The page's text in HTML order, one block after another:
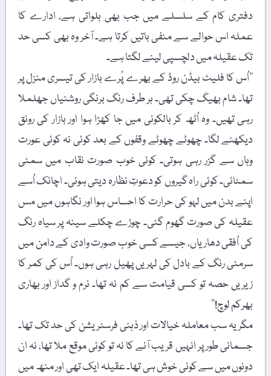
دفتری کام کے سلسلے میں جب بھی بلواتی ہے، ادارے کا
عملہ اس حوالے سے منفی باتیں کرتا ہے۔ آخر وہ بھی کسی حد
تک عقیلہ میں دلچسپی لینے لگتا ہے۔
’’اُس کا فلیٹ بیڈن روڈ کے بھرے پُرے بازار کی تیسری منزل پر
تھا۔ شام بھیگ چکی تھی۔ ہر طرف رنگ برنگی روشنیاں جھلملا
رہی تھیں۔ وہ اُٹھ کر بالکونی میں جا کھڑا ہوا اور بازار کی رونق
دیکھنے لگا۔ چھوٹے چھوٹے وقفوں کے بعد کوئی نہ کوئی عورت
وہاں سے گزر رہی ہوتی۔ کوئی خوب صورت نقاب میں سمٹی
سمٹائی۔ کوئی راہ گیروں کو دعوتِ نظارہ دیتی ہوئی۔ اچانک اُسے
اپنے بدن میں لہو کی حرارت کا احساس ہوا اور نگاہوں میں مس
عقیلہ کی صورت گھوم گئی۔ چوڑے چکلے سینہ پر سیاہ رنگ
کی اُفقی دھاریاں، جیسے کسی خوب صورت وادی کے دامن میں
سرمئی رنگ کے بادل کی لہریں پھیل رہی ہوں۔ اُس کی کمر کا
زیریں حصہ تو کسی قیامت سے کم نہ تھا۔ نرم و گداز اور بھاری
بھرکم لوچ!‘‘
مگر یہ سب معاملہ خیالات اور ذہنی فرسٹریشن کی حد تک تھا۔
جسمانی طور پر انہیں قریب آنے کا نہ تو کوئی موقع ملا تھا، نہ ان
دونوں میں سے کوئی خوش ہی تھا۔ عقیلہ ایک تھی اور منھ میں